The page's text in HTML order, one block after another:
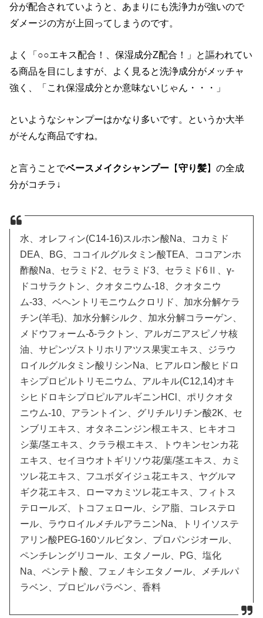
分が配合されていようと、あまりにも洗浄力が強いので
ダメージの方が上回ってしまうのです。
よく「○○エキス配合！、保湿成分Z配合！」と謳われてい
る商品を目にしますが、よく見ると洗浄成分がメッチャ
強く、「これ保湿成分とか意味ないじゃん・・・」
といようなシャンプーはかなり多いです。というか大半
がそんな商品ですね。
と言うことでベースメイクシャンプー 【守り髪】の全成
分がコチラ↓
水、オレフィン(C14-16)スルホン酸Na、コカミド
DEA、BG、ココイルグルタミン酸TEA、ココアンホ
酢酸Na、セラミド2、セラミド3、セラミド6Ⅱ、γ-
ドコサラクトン、クオタニウム-18、クオタニウ
ム-33、ベヘントリモニウムクロリド、加水分解ケラ
チン(羊毛)、加水分解シルク、加水分解コラーゲン、
メドウフォーム-δ-ラクトン、アルガニアスピノサ核
油、サピンヅストリホリアツス果実エキス、ジラウ
ロイルグルタミン酸リシンNa、ヒアルロン酸ヒドロ
キシプロピルトリモニウム、アルキル(C12,14)オキ
シヒドロキシプロピルアルギニンHCl、ポリクオタ
ニウム-10、アラントイン、グリチルリチン酸2K、セ
ンブリエキス、オタネニンジン根エキス、ヒキオコ
シ葉/茎エキス、クララ根エキス、トウキンセンカ花
エキス、セイヨウオトギリソウ花/葉/茎エキス、カミ
ツレ花エキス、フユボダイジュ花エキス、ヤグルマ
ギク花エキス、ローマカミツレ花エキス、フィトス
テロールズ、トコフェロール、シア脂、コレステロ
ール、ラウロイルメチルアラニンNa、トリイソステ
アリン酸PEG-160ソルビタン、プロパンジオール、
ペンチレングリコール、エタノール、PG、塩化
Na、ペンテト酸、フェノキシエタノール、メチルパ
ラベン、プロピルパラベン、香料